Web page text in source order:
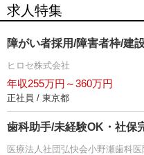
求人特集
障がい者採用/障害者枠/建
ヒロセ株式会社
年収255万円～360万円
正社員 / 東京都
歯科助手/未経験OK・社保
医療法人社団弘快会小野瀬歯科医